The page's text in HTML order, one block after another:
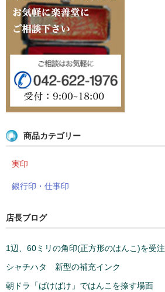
店舗沿革
関連サイト
印鑑リフォーム
外国人向けショップ
商品カテゴリー
実印
銀行印・仕事印
店長ブログ
1辺、60ミリの角印(正方形のはんこ)を受注
シャチハタ 新型の補充インク
朝ドラ「ばけばけ」ではんこを捺す場面